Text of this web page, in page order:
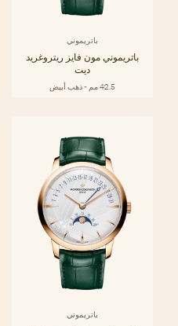
باتريموني
باتريموني مون فايز ريتروغريد
ديت
42.5 مم - ذهب أبيض
باتريموني